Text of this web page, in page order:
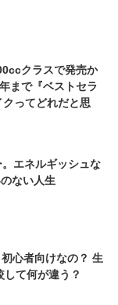
クラスで発売か
まで『ベストセラ
ってどれだと思
エネルギッシュな
ない人生
心者向けなの？ 生
て何が違う？